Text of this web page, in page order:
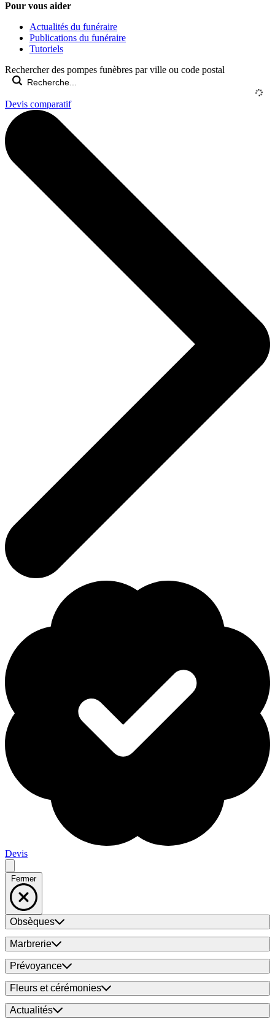
Pour vous aider
Actualités du funéraire
Publications du funéraire
Tutoriels
Rechercher des pompes funèbres par ville ou code postal
Devis comparatif
Devis
Fermer
Obsèques
Marbrerie
Prévoyance
Fleurs et cérémonies
Actualités